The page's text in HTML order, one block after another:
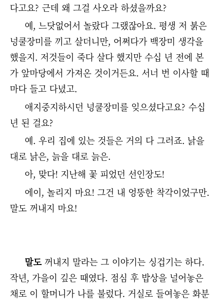
다고요? 근데 왜 그걸 사오라 하셨을까요?
예, 느닷없어서 놀랐다 그랬잖아요. 평생 저 붉은
넝쿨장미를 끼고 살더니만, 어쩌다가 백장미 생각을
했을지. 저것들이 죽다 살다 했지만 수십 년 전에 본
가 앞마당에서 가져온 것이거든요. 서너 번 이사할 때
마다 들고 다녔고.
애지중지하시던 넝쿨장미를 잊으셨다고요? 수십
년 된 걸요?
예. 우리 집에 있는 것들은 거의 다 그러죠. 낡을
대로 낡은, 늙을 대로 늙은.
아, 맞다! 지난해 꽃 피었던 선인장도!
에이, 놀리지 마요! 그건 내 엉뚱한 착각이었구만.
말도 꺼내지 마요!
말도꺼내지 말라는 그 이야기는 싱겁기는 하다.
작년, 가을이 깊은 때였다. 점심 후 밥상을 널어놓은
채로 이 할머니가 나를 불렀다. 거실로 들여놓은 화분